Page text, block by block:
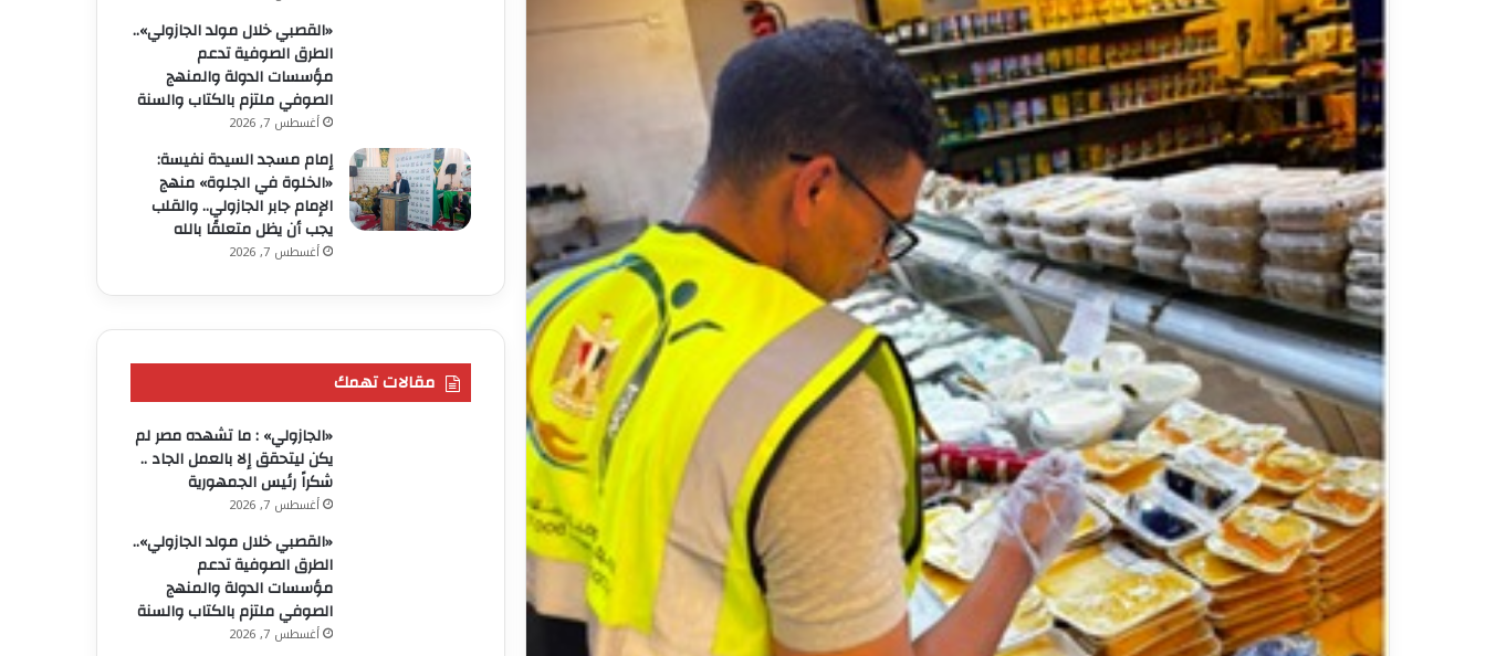
«القصبي خلال مولد الجازولي»..
الطرق الصوفية تدعم
مؤسسات الدولة والمنهج
الصوفي ملتزم بالكتاب والسنة
أغسطس 7, 2026
إمام مسجد السيدة نفيسة:
«الخلوة في الجلوة» منهج
الإمام جابر الجازولي.. والقلب
يجب أن يظل متعلقًا بالله
أغسطس 7, 2026
مقالات تهمك
«الجازولي» : ما تشهده مصر لم
يكن ليتحقق إلا بالعمل الجاد ..
شكراً رئيس الجمهورية
أغسطس 7, 2026
«القصبي خلال مولد الجازولي»..
الطرق الصوفية تدعم
مؤسسات الدولة والمنهج
الصوفي ملتزم بالكتاب والسنة
أغسطس 7, 2026